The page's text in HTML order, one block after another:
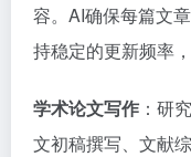
容。AI确保每篇文
持稳定的更新频率
学术论文写作 ：研
文初稿撰写、文献